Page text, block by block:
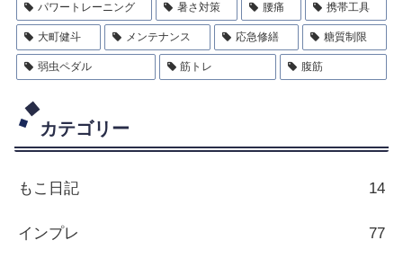
パワートレーニング 暑さ対策 腰痛 携帯工具
大町健斗 メンテナンス 応急修繕 糖質制限
弱虫ペダル 筋トレ 腹筋
カテゴリー
もこ日記 14
インプレ 77